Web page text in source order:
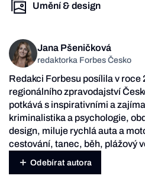
Umění & design
Jana Pšeničková
redaktorka Forbes Česko
Redakci Forbesu posílila v roce
regionálního zpravodajství
potkává s inspirativními a
kriminalistika a psychologie,
design, miluje rychlá auta a
cestování, tanec, běh, plážový
Odebírat autora